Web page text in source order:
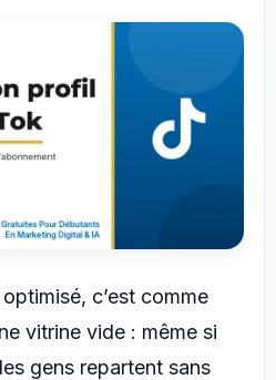
c’est comme
vitrine vide : même si
gens repartent sans